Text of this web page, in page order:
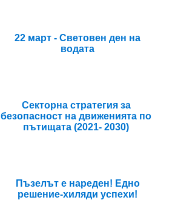
22 март - Световен ден на
водата
Секторна стратегия за
безопасност на движенията по
пътищата (2021- 2030)
Пъзелът е нареден! Едно
решение-хиляди успехи!